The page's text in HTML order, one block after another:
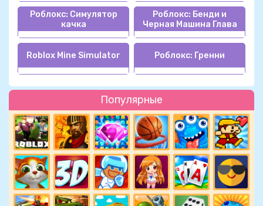
Популярные
Роблокс: Симулятор
качка
Роблокс: Бенди и
Черная Машина Глава
Roblox Mine Simulator Роблокс: Гренни